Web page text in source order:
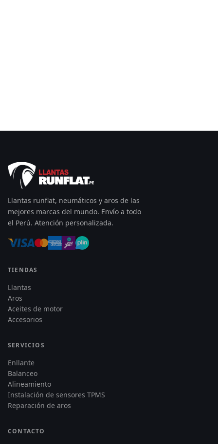
Llantas runflat, neumáticos y aros de las
mejores marcas del mundo. Envío a todo
el Perú. Atención personalizada.
TIENDAS
Llantas
Aros
Aceites de motor
Accesorios
SERVICIOS
Enllante
Balanceo
Alineamiento
Instalación de sensores TPMS
Reparación de aros
CONTACTO